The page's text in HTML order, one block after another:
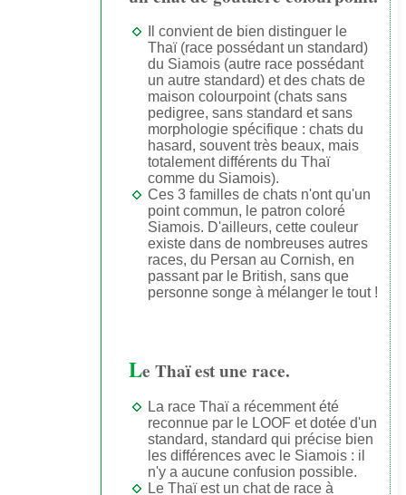
Il convient de bien distinguer le
Thaï (race possédant un standard)
du Siamois (autre race possédant
un autre standard) et des chats de
maison colourpoint (chats sans
pedigree, sans standard et sans
morphologie spécifique : chats du
hasard, souvent très beaux, mais
totalement différents du Thaï
comme du Siamois).
Ces 3 familles de chats n'ont qu'un
point commun, le patron coloré
Siamois. D'ailleurs, cette couleur
existe dans de nombreuses autres
races, du Persan au Cornish, en
passant par le British, sans que
personne songe à mélanger le tout !
Le Thaï est une race.
La race Thaï a récemment été
reconnue par le LOOF et dotée d'un
standard, standard qui précise bien
les différences avec le Siamois : il
n'y a aucune confusion possible.
Le Thaï est un chat de race à